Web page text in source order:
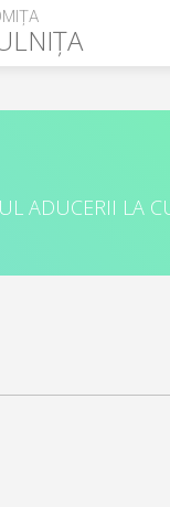
ADUCERII LA